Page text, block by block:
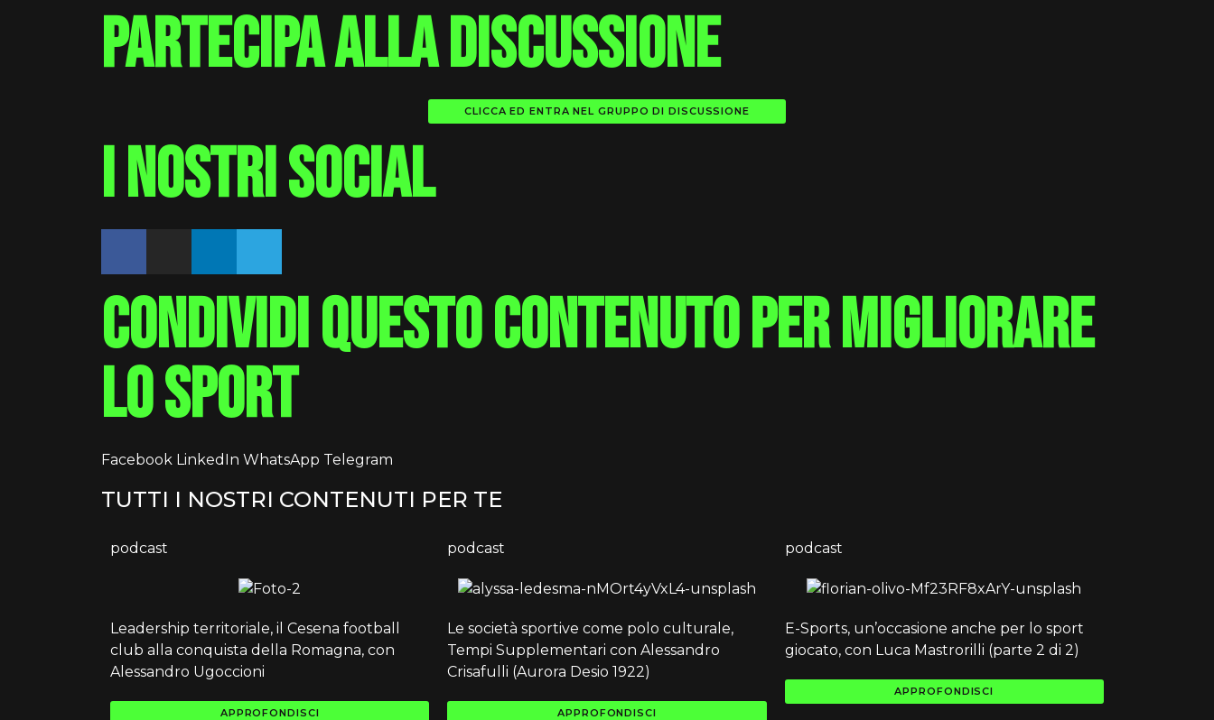
partecipa alla discussione
CLICCA ED ENTRA NEL GRUPPO DI DISCUSSIONE
i nostri social
condividi questo contenuto per migliorare
lo sport
Facebook LinkedIn WhatsApp Telegram
TUTTI I NOSTRI CONTENUTI PER TE
podcast
Leadership territoriale, il Cesena football
club alla conquista della Romagna, con
Alessandro Ugoccioni
APPROFONDISCI
podcast
Le società sportive come polo culturale,
Tempi Supplementari con Alessandro
Crisafulli (Aurora Desio 1922)
APPROFONDISCI
podcast
E-Sports, un’occasione anche per lo sport
giocato, con Luca Mastrorilli (parte 2 di 2)
APPROFONDISCI